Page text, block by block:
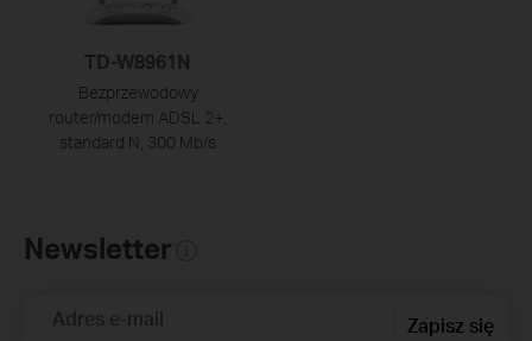
TD-W8961N
Bezprzewodowy
router/modem ADSL 2+,
standard N, 300 Mb/s
Newsletter
Adres e-mail Zapisz się